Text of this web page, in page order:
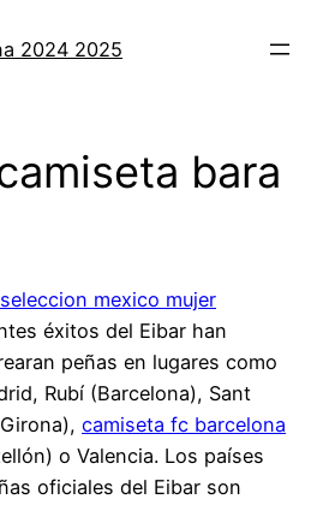
2024 2025
bara
éxitos del Eibar han
peñas en lugares como
Rubí (Barcelona), Sant
camiseta fc barcelona
o Valencia. Los países
oficiales del Eibar son